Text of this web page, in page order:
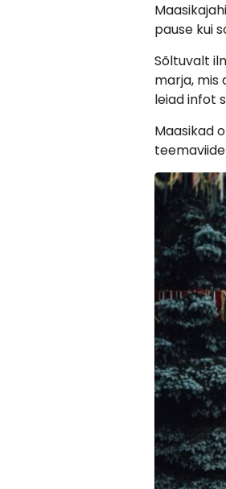
pause kui
Sõltuvalt
marja, mis
leiad infot
Maasikad